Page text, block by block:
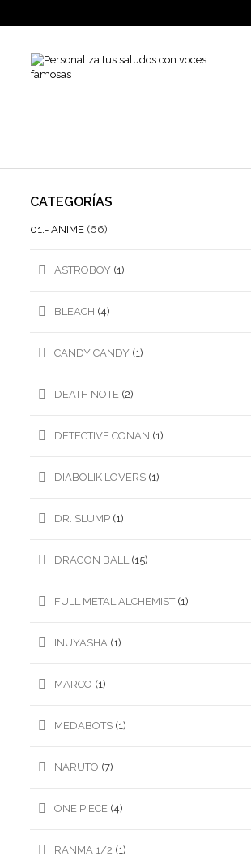
CATEGORÍAS
01.- ANIME (66)
ASTROBOY (1)
BLEACH (4)
CANDY CANDY (1)
DEATH NOTE (2)
DETECTIVE CONAN (1)
DIABOLIK LOVERS (1)
DR. SLUMP (1)
DRAGON BALL (15)
FULL METAL ALCHEMIST (1)
INUYASHA (1)
MARCO (1)
MEDABOTS (1)
NARUTO (7)
ONE PIECE (4)
RANMA 1/2 (1)